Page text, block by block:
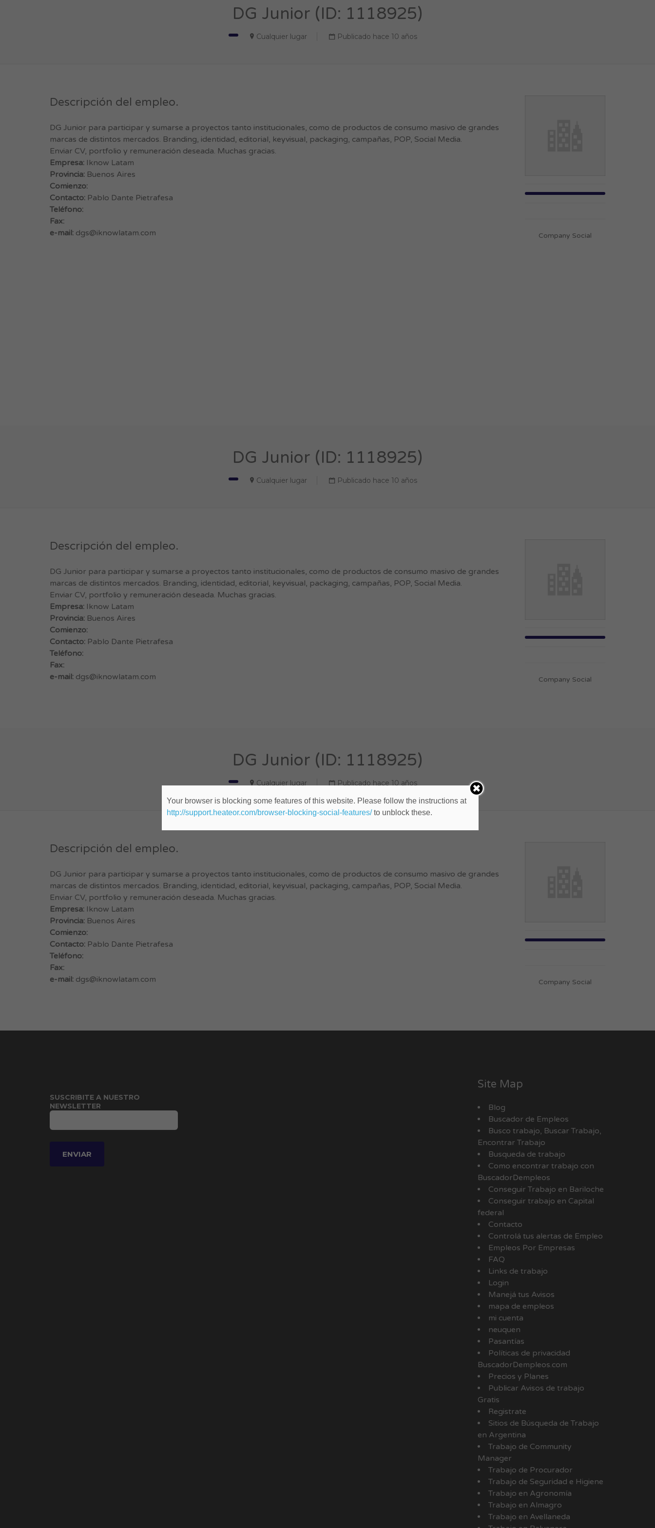
DG Junior (ID: 1118925)
Cualquier lugar Publicado hace 10 años
Descripción del empleo.
DG Junior para participar y sumarse a proyectos tanto institucionales, como de productos de consumo masivo de grandes
marcas de distintos mercados. Branding, identidad, editorial, keyvisual, packaging, campañas, POP, Social Media.
Enviar CV, portfolio y remuneración deseada. Muchas gracias.
Empresa: Iknow Latam
Provincia: Buenos Aires
Comienzo:
Contacto: Pablo Dante Pietrafesa
Teléfono:
Fax:
e-mail: dgs@iknowlatam.com Company Social
DG Junior (ID: 1118925)
Cualquier lugar Publicado hace 10 años
Descripción del empleo.
DG Junior para participar y sumarse a proyectos tanto institucionales, como de productos de consumo masivo de grandes
marcas de distintos mercados. Branding, identidad, editorial, keyvisual, packaging, campañas, POP, Social Media.
Enviar CV, portfolio y remuneración deseada. Muchas gracias.
Empresa: Iknow Latam
Provincia: Buenos Aires
Comienzo:
Contacto: Pablo Dante Pietrafesa
Teléfono:
Fax:
e-mail: dgs@iknowlatam.com Company Social
DG Junior (ID: 1118925)
Cualquier lugar Publicado hace 10 años
Descripción del empleo.
DG Junior para participar y sumarse a proyectos tanto institucionales, como de productos de consumo masivo de grandes
marcas de distintos mercados. Branding, identidad, editorial, keyvisual, packaging, campañas, POP, Social Media.
Enviar CV, portfolio y remuneración deseada. Muchas gracias.
Empresa: Iknow Latam
Provincia: Buenos Aires
Comienzo:
Contacto: Pablo Dante Pietrafesa
Teléfono:
Fax:
e-mail: dgs@iknowlatam.com Company Social
SUSCRIBITE A NUESTRO
NEWSLETTER
Site Map
Blog
Buscador de Empleos
Busco trabajo, Buscar Trabajo,
Encontrar Trabajo
Busqueda de trabajo
Como encontrar trabajo con
BuscadorDempleos
Conseguir Trabajo en Bariloche
Conseguir trabajo en Capital
federal
Contacto
Controlá tus alertas de Empleo
Empleos Por Empresas
FAQ
Links de trabajo
Login
Manejá tus Avisos
mapa de empleos
mi cuenta
neuquen
Pasantías
Políticas de privacidad
BuscadorDempleos.com
Precios y Planes
Publicar Avisos de trabajo
Gratis
Registrate
Sitios de Búsqueda de Trabajo
en Argentina
Trabajo de Community
Manager
Trabajo de Procurador
Trabajo de Seguridad e Higiene
Trabajo en Agronomía
Trabajo en Almagro
Trabajo en Avellaneda
Your browser is blocking some features of this website. Please follow the instructions at
http://support.heateor.com/browser-blocking-social-features/to unblock these.